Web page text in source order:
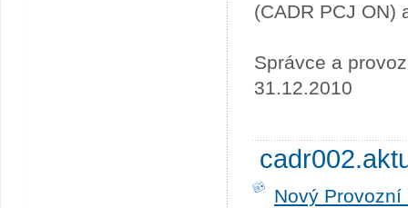
(CADR PCJ ON)
Správce a
31.12.2010
Nový